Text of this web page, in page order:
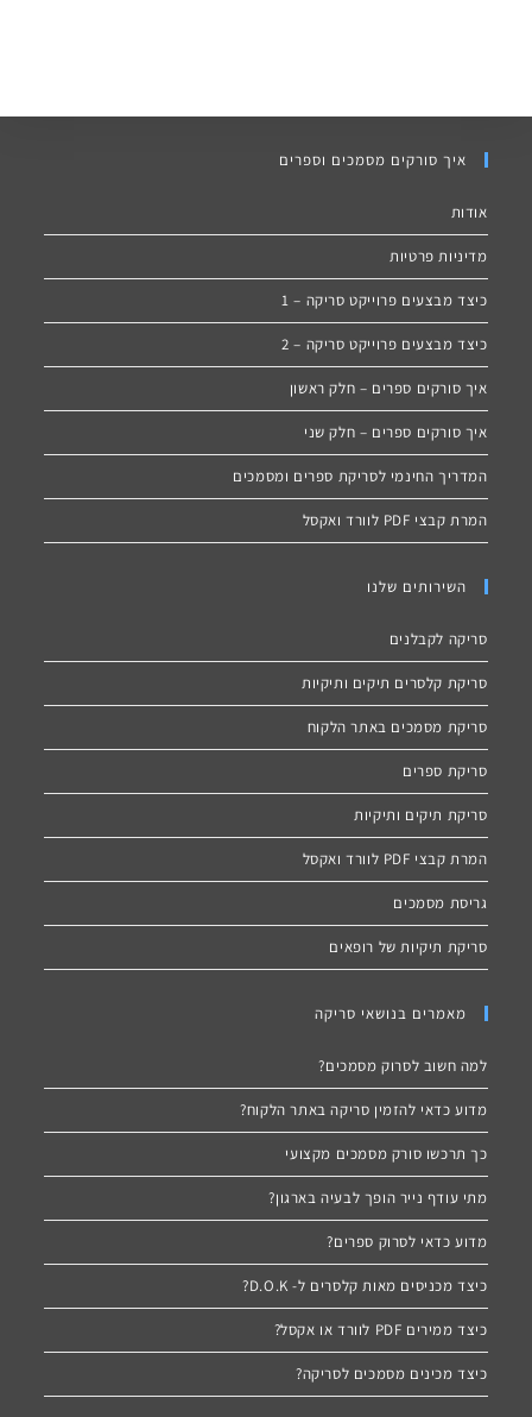
איך סורקים מסמכים וספרים
אודות
מדיניות פרטיות
כיצד מבצעים פרוייקט סריקה – 1
כיצד מבצעים פרוייקט סריקה – 2
איך סורקים ספרים – חלק ראשון
איך סורקים ספרים – חלק שני
המדריך החינמי לסריקת ספרים ומסמכים
המרת קבצי PDF לוורד ואקסל
השירותים שלנו
סריקה לקבלנים
סריקת קלסרים תיקים ותיקיות
סריקת מסמכים באתר הלקוח
סריקת ספרים
סריקת תיקים ותיקיות
המרת קבצי PDF לוורד ואקסל
גריסת מסמכים
סריקת תיקיות של רופאים
מאמרים בנושאי סריקה
למה חשוב לסרוק מסמכים?
מדוע כדאי להזמין סריקה באתר הלקוח?
כך תרכשו סורק מסמכים מקצועי
מתי עודף נייר הופך לבעיה בארגון?
מדוע כדאי לסרוק ספרים?
כיצד מכניסים מאות קלסרים ל- D.O.K?
כיצד ממירים PDF לוורד או אקסל?
כיצד מכינים מסמכים לסריקה?